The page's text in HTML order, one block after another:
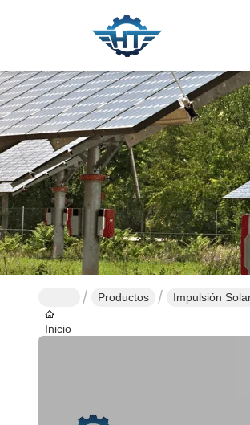
Inicio
Productos Impulsión